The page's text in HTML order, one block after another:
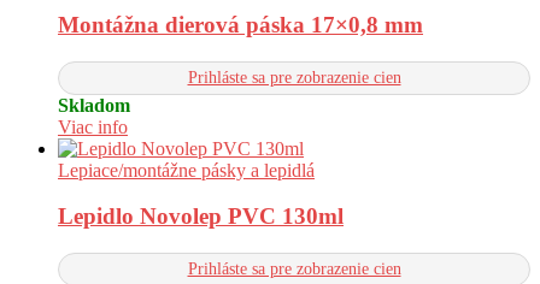
Montážna dierová páska 17×0,8 mm
Prihláste sa pre zobrazenie cien
Skladom
Viac info
Lepiace/montážne pásky a lepidlá
Lepidlo Novolep PVC 130ml
Prihláste sa pre zobrazenie cien